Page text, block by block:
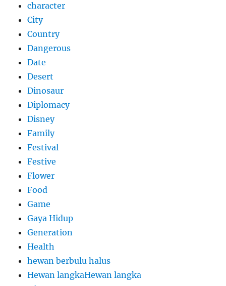
character
City
Country
Dangerous
Date
Desert
Dinosaur
Diplomacy
Disney
Family
Festival
Festive
Flower
Food
Game
Gaya Hidup
Generation
Health
hewan berbulu halus
Hewan langkaHewan langka